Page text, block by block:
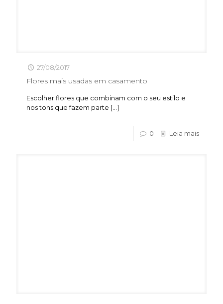
27/08/2017
Flores mais usadas em casamento
Escolher flores que combinam com o seu estilo e
nos tons que fazem parte […]
0 Leia mais